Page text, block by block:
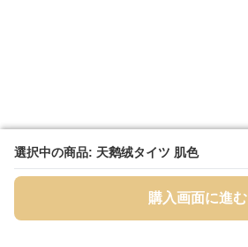
選択中の商品: 天鹅绒タイツ 肌色
購入画面に進む
選択中の商品: 天鹅绒タイツ 肌色
購入画面に進む